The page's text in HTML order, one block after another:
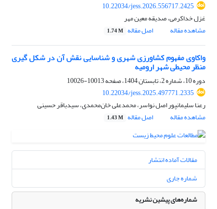
10.22034/jess.2026.556717.2425
غزل خداکرمى، صدیقه معین مهر
مشاهده مقاله
اصل مقاله 1.74 M
واکاوی مفهوم کشاورزی شهری و شناسایی نقش آن در شکل گیری
منظر محیطی شهر ارومیه
دوره 10، شماره 2، تابستان 1404، صفحه
10013-10026
10.22034/jess.2025.497771.2335
رعنا سلیمانپور اصل نواسر، محمدعلی خان‌محمدی، سیدباقر حسینی
مشاهده مقاله
اصل مقاله 1.43 M
مقالات آماده انتشار
شماره جاری
شماره‌های پیشین نشریه